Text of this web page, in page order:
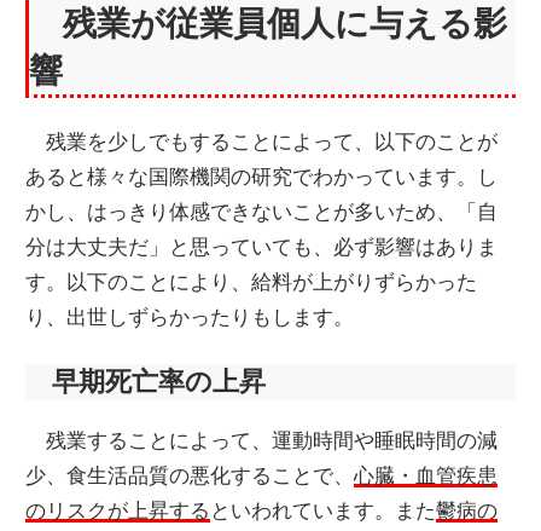
残業が従業員個人に与える影
響
残業を少しでもすることによって、以下のことが
あると様々な国際機関の研究でわかっています。し
かし、はっきり体感できないことが多いため、「自
分は大丈夫だ」と思っていても、必ず影響はありま
す。以下のことにより、給料が上がりずらかった
り、出世しずらかったりもします。
早期死亡率の上昇
残業することによって、運動時間や睡眠時間の減
少、食生活品質の悪化することで、心臓・血管疾患
のリスクが上昇する といわれています。また鬱病の